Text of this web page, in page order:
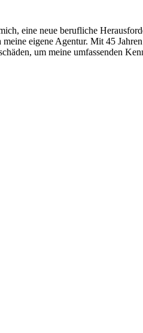
eine neue berufliche
eigene Agentur. Mit 45
um meine umfassenden